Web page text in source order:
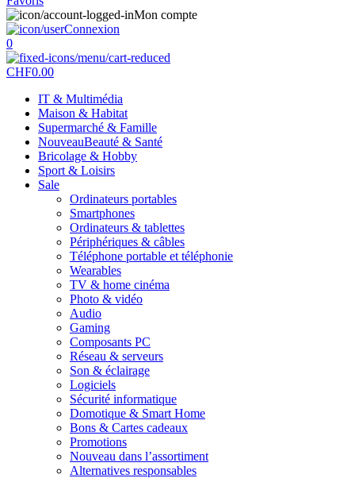
Mon compte
Connexion
0
CHF0.00
IT & Multimédia
Maison & Habitat
Supermarché & Famille
NouveauBeauté & Santé
Bricolage & Hobby
Sport & Loisirs
Sale
Ordinateurs portables
Smartphones
Ordinateurs & tablettes
Périphériques & câbles
Téléphone portable et téléphonie
Wearables
TV & home cinéma
Photo & vidéo
Audio
Gaming
Composants PC
Réseau & serveurs
Son & éclairage
Logiciels
Sécurité informatique
Domotique & Smart Home
Bons & Cartes cadeaux
Promotions
Nouveau dans l’assortiment
Alternatives responsables